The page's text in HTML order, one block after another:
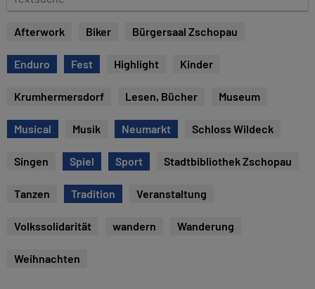
e
s
u
e
Afterwork Biker Bürgersaal Zschopau
Enduro Fest Highlight Kinder
Krumhermersdorf Lesen, Bücher Museum
Musical Musik Neumarkt Schloss Wildeck
Singen Spiel Sport Stadtbibliothek Zschopau
Tanzen Tradition Veranstaltung
Volkssolidarität wandern Wanderung
Weihnachten